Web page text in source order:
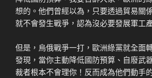
想的。他們曾經以為，只要透過貿易關
就不會發生戰爭，認為沒必要發展軍工
但是，烏俄戰爭一打，歐洲綠黨就全面
發現，當你主動降低國防預算、自廢武
裁者根本不會理你！反而成為他們動手